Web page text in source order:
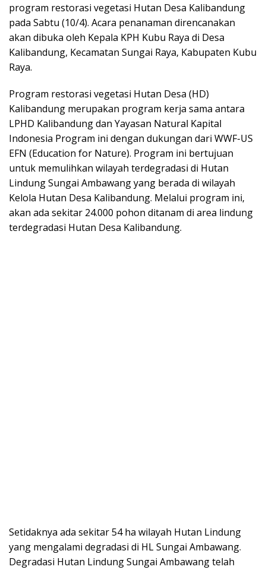
program restorasi vegetasi Hutan Desa Kalibandung
pada Sabtu (10/4). Acara penanaman direncanakan
akan dibuka oleh Kepala KPH Kubu Raya di Desa
Kalibandung, Kecamatan Sungai Raya, Kabupaten Kubu
Raya.
Program restorasi vegetasi Hutan Desa (HD)
Kalibandung merupakan program kerja sama antara
LPHD Kalibandung dan Yayasan Natural Kapital
Indonesia Program ini dengan dukungan dari WWF-US
EFN (Education for Nature). Program ini bertujuan
untuk memulihkan wilayah terdegradasi di Hutan
Lindung Sungai Ambawang yang berada di wilayah
Kelola Hutan Desa Kalibandung. Melalui program ini,
akan ada sekitar 24.000 pohon ditanam di area lindung
terdegradasi Hutan Desa Kalibandung.
Setidaknya ada sekitar 54 ha wilayah Hutan Lindung
yang mengalami degradasi di HL Sungai Ambawang.
Degradasi Hutan Lindung Sungai Ambawang telah